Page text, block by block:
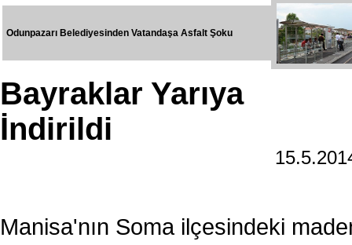
Odunpazarı Belediyesinden Vatandaşa Asfalt Şoku
Bayraklar Yarıya
İndirildi
Manisa'nın Soma ilçesindeki